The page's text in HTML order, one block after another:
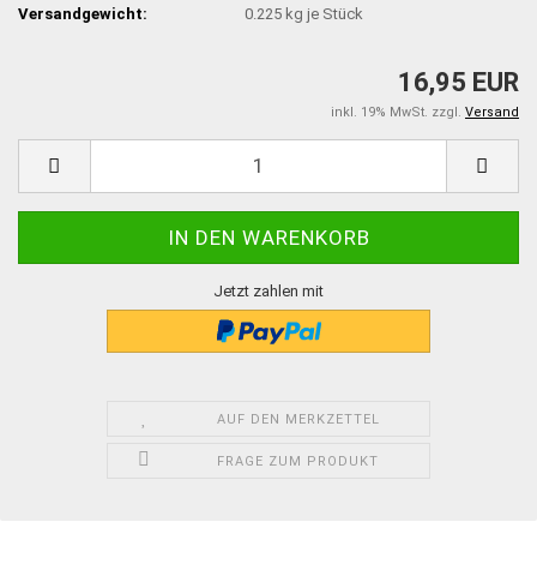
Versandgewicht:
0.225 kg je Stück
16,95 EUR
inkl. 19% MwSt. zzgl. Versand
Jetzt zahlen mit
AUF DEN MERKZETTEL
FRAGE ZUM PRODUKT